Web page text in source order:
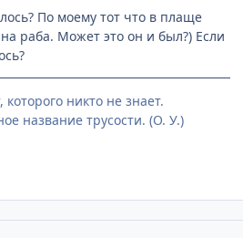
По моему тот что в плаще
раба. Может это он и был?) Если
никто не знает.
название трусости. (О. У.)